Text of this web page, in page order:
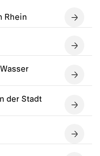
Rhein
der Stadt